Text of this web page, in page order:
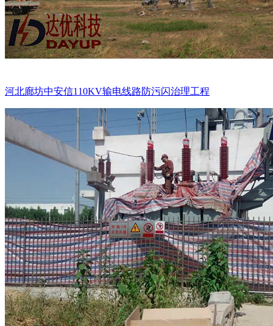
河北廊坊中安信110KV输电线路防污闪治理工程